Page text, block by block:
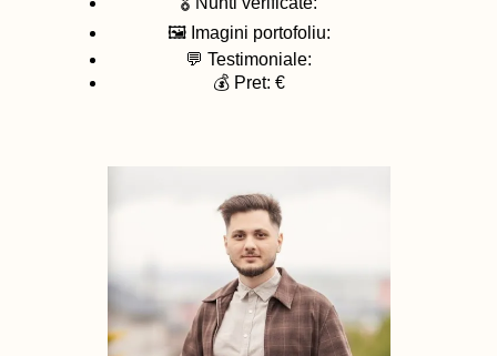
🖼️ Imagini portofoliu:
💬 Testimoniale:
💰 Pret: €